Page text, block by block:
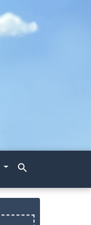
search